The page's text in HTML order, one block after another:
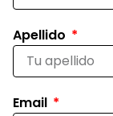
Apellido
Email